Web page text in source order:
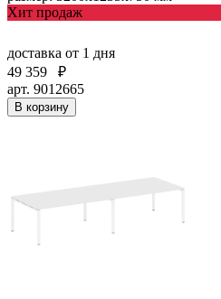
Хит продаж
доставка от 1 дня
49 359
₽
арт. 9012665
В корзину